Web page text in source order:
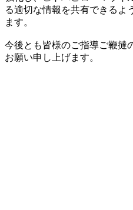
る適切な情報を共有できるよ
ます。
今後とも皆様のご指導ご鞭撻
お願い申し上げます。